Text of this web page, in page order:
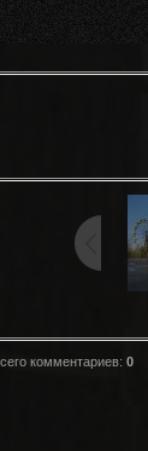
комментариев:0